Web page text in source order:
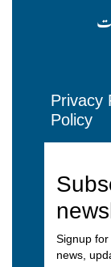
Privacy
Policy
Signup
news,